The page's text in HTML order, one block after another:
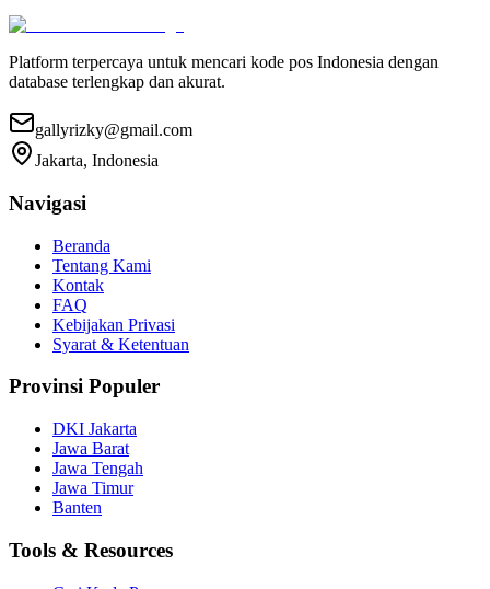
Platform terpercaya untuk mencari kode pos Indonesia dengan
database terlengkap dan akurat.
gallyrizky@gmail.com
Jakarta, Indonesia
Navigasi
Beranda
Tentang Kami
Kontak
FAQ
Kebijakan Privasi
Syarat & Ketentuan
Provinsi Populer
DKI Jakarta
Jawa Barat
Jawa Tengah
Jawa Timur
Banten
Tools & Resources